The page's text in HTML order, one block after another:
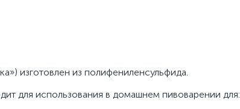
изготовлен из полифениленсульфида.
для использования в домашнем пивоварении для: